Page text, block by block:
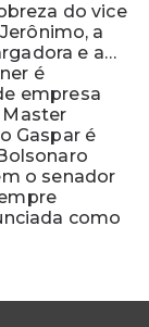
do vice
a
e a
é
empresa
Master
Gaspar é
o senador
como